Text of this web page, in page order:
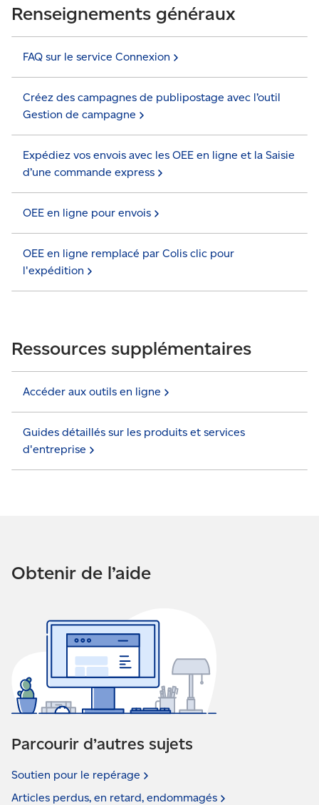
Renseignements généraux
FAQ sur le service Connexion
Créez des campagnes de publipostage avec l’outil
Gestion de campagne
Expédiez vos envois avec les OEE en ligne et la Saisie
d’une commande express
OEE en ligne pour envois
OEE en ligne remplacé par Colis clic pour
l'expédition
Ressources supplémentaires
Accéder aux outils en ligne
Guides détaillés sur les produits et services
d'entreprise
Obtenir de l’aide
Parcourir d’autres sujets
Soutien pour le repérage
Articles perdus, en retard, endommagés